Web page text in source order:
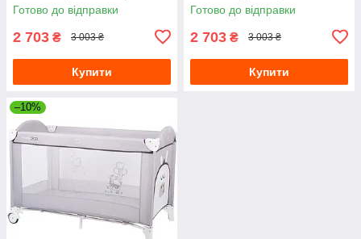
Готово до відправки
2 703 ₴ 3 003 ₴
Купити
Готово до відправки
2 703 ₴ 3 003 ₴
Купити
–10%